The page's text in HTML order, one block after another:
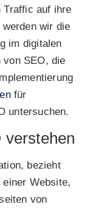
Traffic auf ihre
wir die
im digitalen
von SEO, die
für
untersuchen.
verstehen
bezieht
Website,
von